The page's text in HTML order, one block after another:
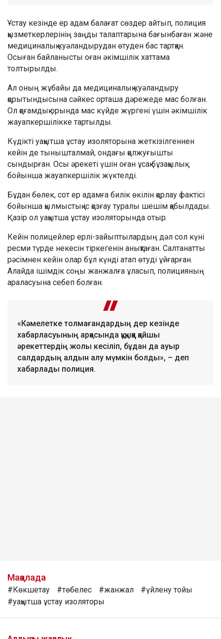
Ұстау кезінде ер адам балағат сөздер айтып, полиция
қызметкерлерінің заңды талаптарына бағынбаған және
медициналық куәландырудан өтуден бас тартқан.
Осыған байланысты оған әкімшілік хаттама
толтырылды.
Ал оның жұбайы да медициналық куәландыру
қорытындысына сәйкес орташа дәрежеде мас болған.
Ол қоғамдық орында мас күйде жүргені үшін әкімшілік
жауапкершілікке тартылды.
Күдікті уақытша ұстау изоляторына жеткізілгеннен
кейін де тынышталмай, ондағы қолжуғышты
сындырған. Осы әрекеті үшін оған ұсақ бұзақылық
бойынша жауапкершілік жүктелді.
Бұдан бөлек, сот ер адамға билік өкілін қорлау фактісі
бойынша қылмыстық іс қозғау туралы шешім қабылдады.
Қазір ол уақытша ұстау изоляторында отыр.
Кейін полицейлер ерлі-зайыптылардың дәл сол күні
ресми түрде некесін тіркегенін анықтаған. Салтанатты
рәсімнен кейін олар бұл күнді атап өтуді ұйғарған.
Алайда ішімдік соңы жанжалға ұласып, полицияның
араласуына себеп болған.
«Кәмелетке толмағандардың дер кезінде
хабарласуының арқасында құқыққа қайшы
әрекеттердің жолы кесіліп, бұдан да ауыр
салдардың алдын алу мүмкін болды», – деп
хабарлады полиция.
Мақалада
#Көкшетау #төбелес #жанжал
#үйлену тойы
#уақытша ұстау изоляторы